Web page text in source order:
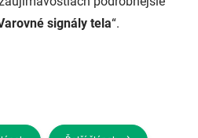
signály tela“.